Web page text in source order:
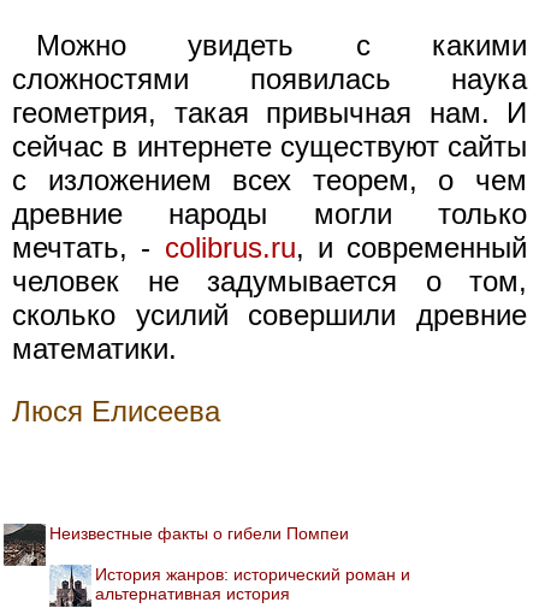
Можно увидеть с какими
сложностями появилась наука
геометрия, такая привычная нам. И
сейчас в интернете существуют сайты
с изложением всех теорем, о чем
древние народы могли только
мечтать, - colibrus.ru, и современный
человек не задумывается о том,
сколько усилий совершили древние
математики.
Люся Елисеева
Неизвестные факты о гибели Помпеи
История жанров: исторический роман и
альтернативная история